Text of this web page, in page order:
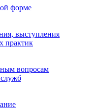
форме
выступления
практик
вопросам